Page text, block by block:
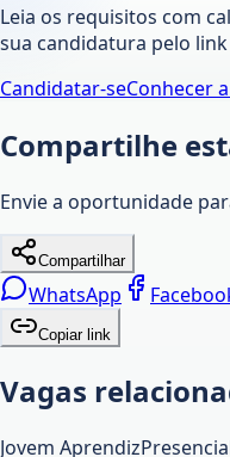
Leia os requisitos com
sua candidatura pelo
Candidatar-seConhecer
Compartilhe
Envie a oportunidade
Compartilhar
WhatsApp
Copiar link
Vagas
Jovem Aprendiz